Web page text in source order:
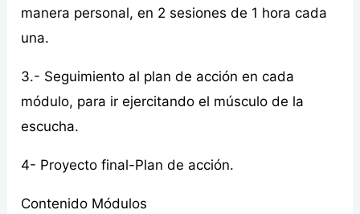
manera personal, en 2 sesiones de 1 hora cada
una.
3.- Seguimiento al plan de acción en cada
módulo, para ir ejercitando el músculo de la
escucha.
4- Proyecto final-Plan de acción.
Contenido Módulos